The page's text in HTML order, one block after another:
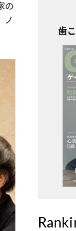
の
ノ
歯